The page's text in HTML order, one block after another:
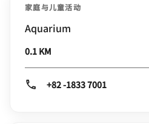
家庭与儿童活动
Aquarium
0.1 KM
+82 -1833 7001